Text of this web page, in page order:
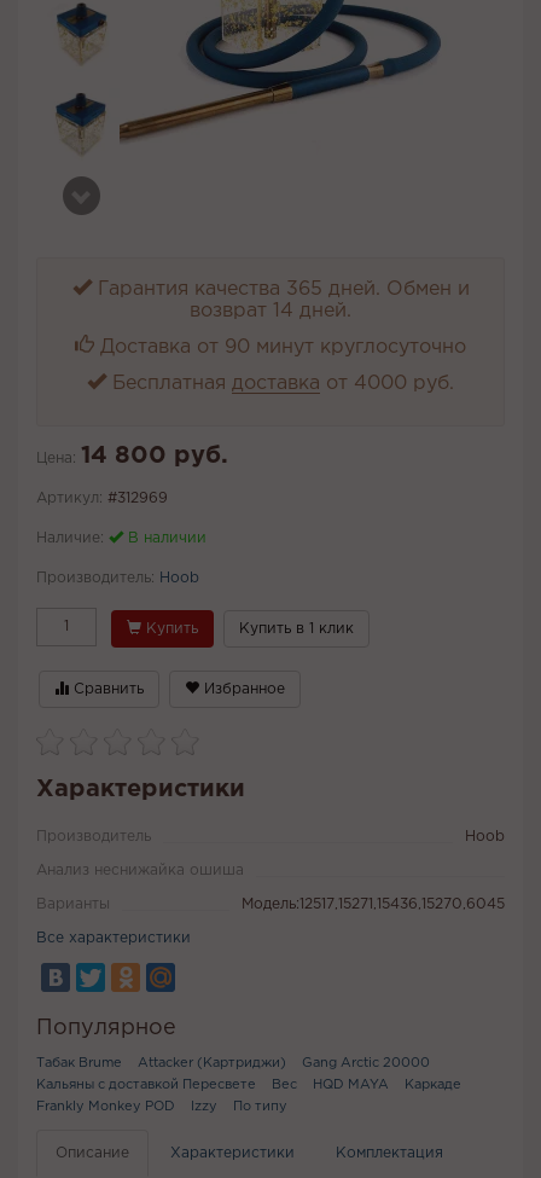
Гарантия качества 365 дней. Обмен и
возврат 14 дней.
Доставка от 90 минут круглосуточно
Бесплатная доставка от 4000 руб.
Цена: 14 800 руб.
Артикул: #312969
Наличие: В наличии
Производитель: Hoob
Купить Купить в 1 клик
Сравнить Избранное
Характеристики
Производитель Hoob
Анализ неснижайка ошиша
Варианты Модель:12517,15271,15436,15270,6045
Все характеристики
Популярное
Табак Brume Attacker (Картриджи)
Gang Arctic 20000
Кальяны с доставкой Пересвете
Вес HQD MAYA
Каркаде
Frankly Monkey POD
Izzy По типу
Описание Характеристики Комплектация